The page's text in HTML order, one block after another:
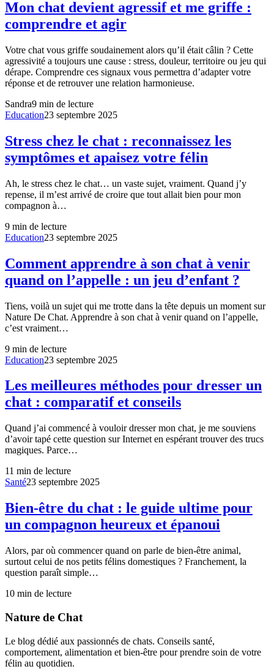
Mon chat devient agressif et me griffe :
comprendre et agir
Votre chat vous griffe soudainement alors qu’il était câlin ? Cette
agressivité a toujours une cause : stress, douleur, territoire ou jeu qui
dérape. Comprendre ces signaux vous permettra d’adapter votre
réponse et de retrouver une relation harmonieuse.
Sandra9 min de lecture
Education23 septembre 2025
Stress chez le chat : reconnaissez les
symptômes et apaisez votre félin
Ah, le stress chez le chat… un vaste sujet, vraiment. Quand j’y
repense, il m’est arrivé de croire que tout allait bien pour mon
compagnon à…
9 min de lecture
Education23 septembre 2025
Comment apprendre à son chat à venir
quand on l’appelle : un jeu d’enfant ?
Tiens, voilà un sujet qui me trotte dans la tête depuis un moment sur
Nature De Chat. Apprendre à son chat à venir quand on l’appelle,
c’est vraiment…
9 min de lecture
Education23 septembre 2025
Les meilleures méthodes pour dresser un
chat : comparatif et conseils
Quand j’ai commencé à vouloir dresser mon chat, je me souviens
d’avoir tapé cette question sur Internet en espérant trouver des trucs
magiques. Parce…
11 min de lecture
Santé23 septembre 2025
Bien-être du chat : le guide ultime pour
un compagnon heureux et épanoui
Alors, par où commencer quand on parle de bien-être animal,
surtout celui de nos petits félins domestiques ? Franchement, la
question paraît simple…
10 min de lecture
Nature de Chat
Le blog dédié aux passionnés de chats. Conseils santé,
comportement, alimentation et bien-être pour prendre soin de votre
félin au quotidien.